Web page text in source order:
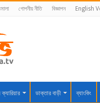
গোপনীয় নীতি বিজ্ঞাপন English
ডাক্তার বাড়ী ব্যাংকিং